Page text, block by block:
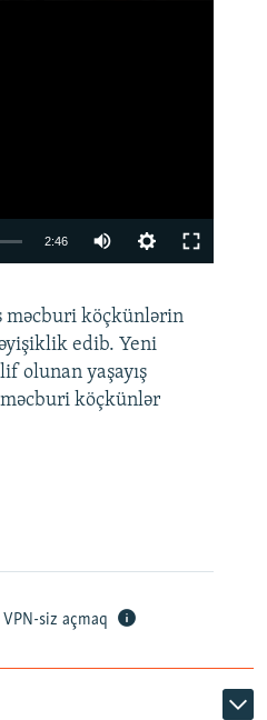
360p 480p
1080p
2:46
360p
480p
720p
köçkünlərin
edib. Yeni
olunan yaşayış
köçkünlər
VPN-siz açmaq